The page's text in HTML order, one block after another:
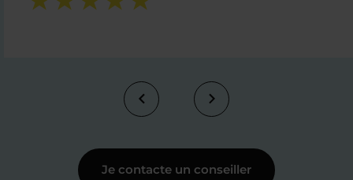
Je contacte un conseiller